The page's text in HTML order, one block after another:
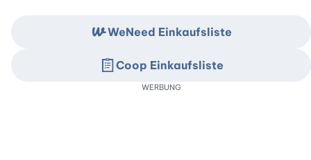
WeNeed Einkaufsliste
Coop Einkaufsliste
WERBUNG